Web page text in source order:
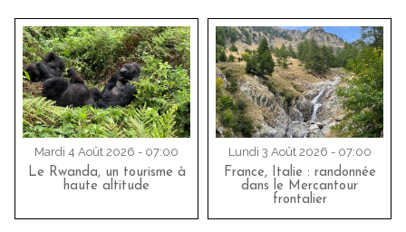
Mardi 4 Août 2026 - 07:00
Le Rwanda, un tourisme à
haute altitude
Lundi 3 Août 2026 - 07:00
France, Italie : randonnée
dans le Mercantour
frontalier